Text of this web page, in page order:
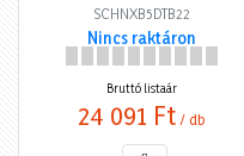
SCHNXB5DTB22
Nincs raktáron
Bruttó listaár
24 091 Ft / db